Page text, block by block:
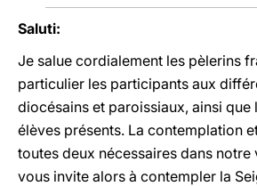
Saluti:
Je salue cordialement les pèlerins
particulier les participants aux
diocésains et paroissiaux, ainsi que
élèves présents. La contemplation
toutes deux nécessaires dans notre
vous invite alors à contempler la